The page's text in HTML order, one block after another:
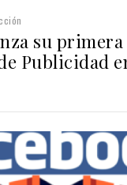
su primera
Publicidad